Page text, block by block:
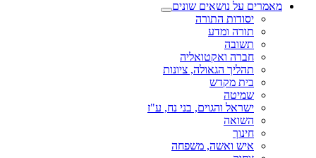
מאמרים על נושאים שונים
יסודות התורה
תורה ומדע
תשובה
חברה ואקטואליה
תהליך הגאולה, ציונות
בית מקדש
שמיטה
ישראל והגוים, בני נח, ע"ז
השואה
חינוך
איש ואשה, משפחה